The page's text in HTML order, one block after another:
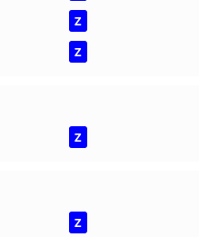
Z
Z
Z
Z